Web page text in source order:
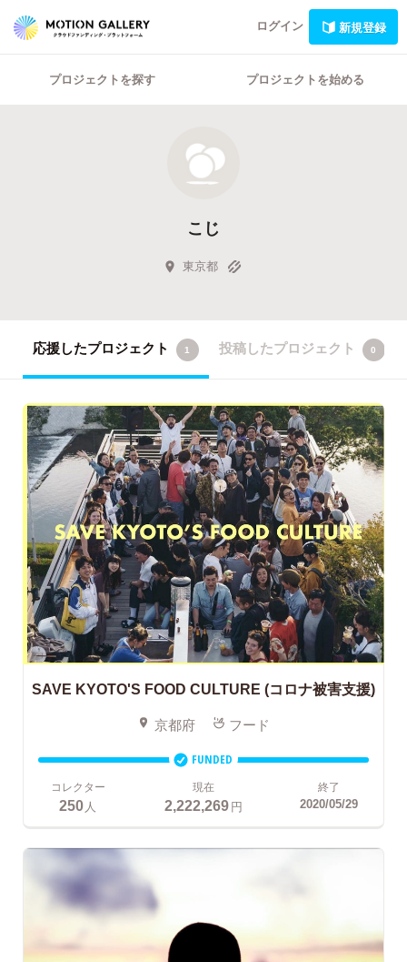
ログイン 新規登録
プロジェクトを探す プロジェクトを始める
こじ
東京都
応援したプロジェクト 1 投稿したプロジェクト 0
SAVE KYOTO'S FOOD CULTURE (コロナ被害支援)
京都府 フード
FUNDED
コレクター
250 人
現在
2,222,269円
終了
2020/05/29